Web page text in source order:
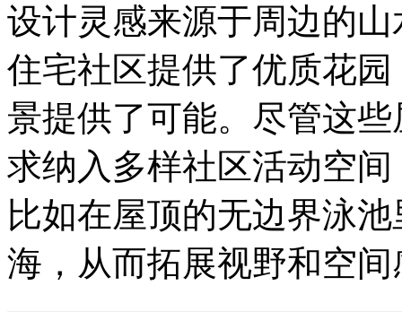
设计灵感来源于周边的
住宅社区提供了优质花
景提供了可能。尽管这
求纳入多样社区活动空
比如在屋顶的无边界泳
海，从而拓展视野和空间